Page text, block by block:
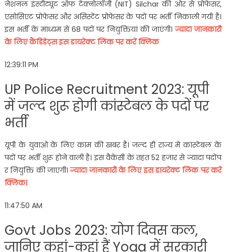
नेशनल इंस्टीट्यूट ऑफ टेक्नोलॉजी (NIT) Silchar की ओर से प्रोफेसर,
एसोसिएट प्रोफेसर और असिस्टेंट प्रोफेसर के पदों पर भर्ती निकाली गयी है।
इस भर्ती के माध्यम से 68 पदों पर नियुक्तियां की जाएंगी।ज्यादा जानकारी
के लिए कैंडिडेट्स इस डायरेक्ट लिंक पर करें क्लिक
12:39:11 PM
UP Police Recruitment 2023: यूपी
में जल्द शुरू होगी कांस्टेबल के पदों पर
भर्ती
यूपी के युवाओं के लिए काम की खबर है। जल्द ही राज्य में कांस्टेबल के
पदों पर भर्ती शुरू होने वाली है। इस वैकेंसी के तहत 52 हजार से ज्यादा पदोंप
र नियुक्ति की जाएगी।ज्यादा जानकारी के लिए इस डायरेक्ट लिंक पर करें
क्लिक।
11:47:50 AM
Govt Jobs 2023: योग दिवस कल,
जानिए कहां-कहां हैं Yoga में सरकारी